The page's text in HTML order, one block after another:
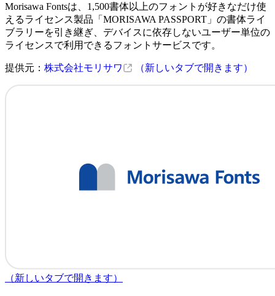
Morisawa Fontsは、1,500書体以上のフォントが好きなだけ使
えるライセンス製品「MORISAWA PASSPORT」の書体ライ
ブラリーを引き継ぎ、デバイスに依存しないユーザー単位の
ライセンスで利用できるフォントサービスです。
提供元： 株式会社モリサワ （新しいタブで開きます）
（新しいタブで開きます）